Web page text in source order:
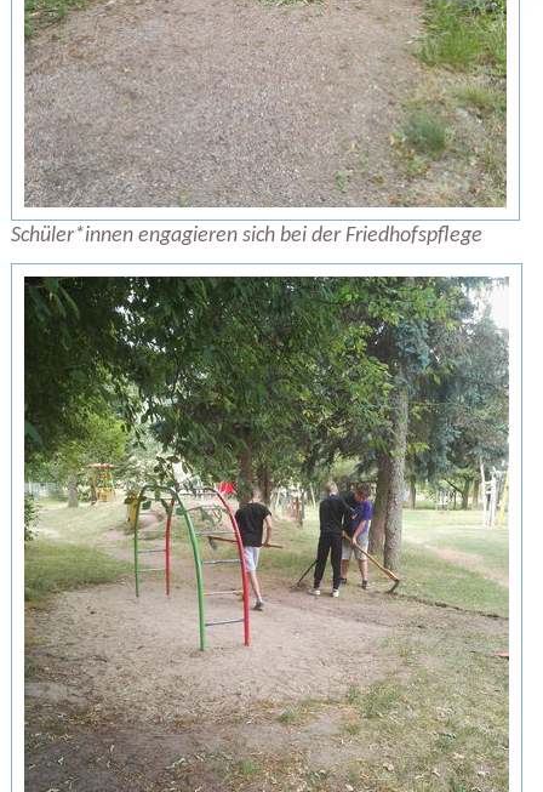
Schüler*innen engagieren sich bei der Friedhofspflege